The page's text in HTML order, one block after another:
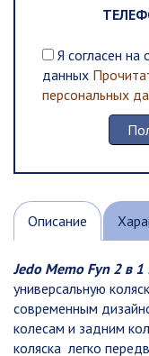
Я согласен
данных
персональных
Описание
Jedo Memo Fyn 2 в
универсальную
современным
колесам и задним
коляска легко